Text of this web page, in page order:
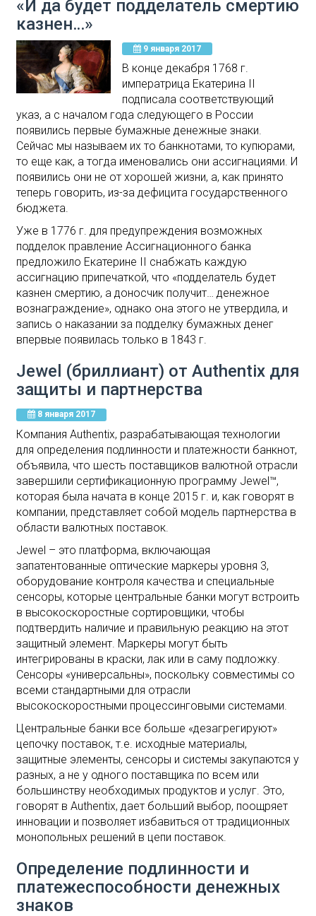
«И да будет подделатель смертию
казнен…»
9 января 2017
В конце декабря 1768 г.
императрица Екатерина II
подписала соответствующий
указ, а с началом года следующего в России
появились первые бумажные денежные знаки.
Сейчас мы называем их то банкнотами, то купюрами,
то еще как, а тогда именовались они ассигнациями. И
появились они не от хорошей жизни, а, как принято
теперь говорить, из-за дефицита государственного
бюджета.
Уже в 1776 г. для предупреждения возможных
подделок правление Ассигнационного банка
предложило Екатерине II снабжать каждую
ассигнацию припечаткой, что «подделатель будет
казнен смертию, а доносчик получит… денежное
вознаграждение», однако она этого не утвердила, и
запись о наказании за подделку бумажных денег
впервые появилась только в 1843 г.
Jewel (бриллиант) от Authentix для
защиты и партнерства
8 января 2017
Компания Authentix, разрабатывающая технологии
для определения подлинности и платежности банкнот,
объявила, что шесть поставщиков валютной отрасли
завершили сертификационную программу Jewel™,
которая была начата в конце 2015 г. и, как говорят в
компании, представляет собой модель партнерства в
области валютных поставок.
Jewel – это платформа, включающая
запатентованные оптические маркеры уровня 3,
оборудование контроля качества и специальные
сенсоры, которые центральные банки могут встроить
в высокоскоростные сортировщики, чтобы
подтвердить наличие и правильную реакцию на этот
защитный элемент. Маркеры могут быть
интегрированы в краски, лак или в саму подложку.
Сенсоры «универсальны», поскольку совместимы со
всеми стандартными для отрасли
высокоскоростными процессинговыми системами.
Центральные банки все больше «дезагрегируют»
цепочку поставок, т.е. исходные материалы,
защитные элементы, сенсоры и системы закупаются у
разных, а не у одного поставщика по всем или
большинству необходимых продуктов и услуг. Это,
говорят в Authentix, дает больший выбор, поощряет
инновации и позволяет избавиться от традиционных
монопольных решений в цепи поставок.
Определение подлинности и
платежеспособности денежных
знаков